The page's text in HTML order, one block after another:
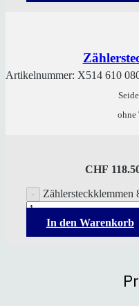
Artikelnummer: X514 610
ohne
CHF
Zählersteckklemmen
In den Warenkorb